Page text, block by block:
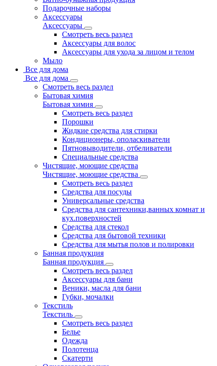
Подарочные наборы
Аксессуары
Аксессуары
Смотреть весь раздел
Аксессуары для волос
Аксессуары для ухода за лицом и телом
Мыло
Все для дома
Все для дома
Смотреть весь раздел
Бытовая химия
Бытовая химия
Смотреть весь раздел
Порошки
Жидкие средства для стирки
Кондиционеры, ополаскиватели
Пятновыводители, отбеливатели
Специальные средства
Чистящие, моющие средства
Чистящие, моющие средства
Смотреть весь раздел
Средства для посуды
Универсальные средства
Средства для сантехники,ванных комнат и
кух.поверхностей
Средства для стекол
Средства для бытовой техники
Средства для мытья полов и полировки
Банная продукция
Банная продукция
Смотреть весь раздел
Аксессуары для бани
Веники, масла для бани
Губки, мочалки
Текстиль
Текстиль
Смотреть весь раздел
Белье
Одежда
Полотенца
Скатерти